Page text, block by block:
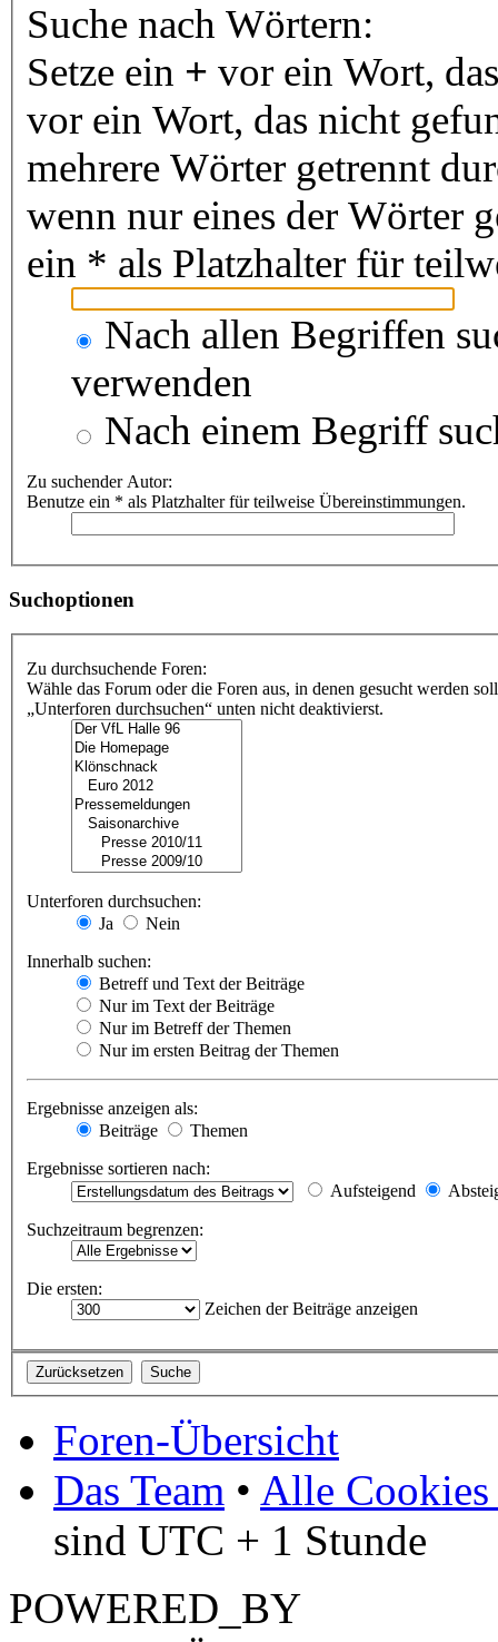
Suche nach Wörtern:
Setze ein + vor ein Wort,
vor ein Wort, das nicht
mehrere Wörter getrennt
wenn nur eines der Wörter
ein * als Platzhalter für
Nach allen Begriffen
verwenden
Nach einem Begriff
Zu suchender Autor:
Benutze ein * als Platzhalter für teilweise Übereinstimmungen.
Suchoptionen
Zu durchsuchende Foren:
Wähle das Forum oder die Foren aus, in denen gesucht werden
„Unterforen durchsuchen“ unten nicht deaktivierst.
Unterforen durchsuchen:
Ja
Nein
Innerhalb suchen:
Betreff und Text der Beiträge
Nur im Text der Beiträge
Nur im Betreff der Themen
Nur im ersten Beitrag der Themen
Ergebnisse anzeigen als:
Beiträge
Themen
Ergebnisse sortieren nach:
Aufsteigend
Suchzeitraum begrenzen:
Die ersten:
Zeichen der Beiträge anzeigen
Foren-Übersicht
Das Team • Alle Cookies
sind UTC + 1 Stunde
POWERED_BY